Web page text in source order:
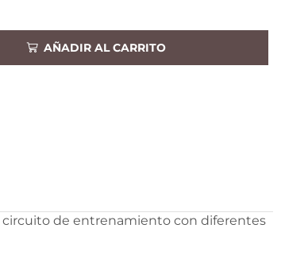
AÑADIR AL CARRITO
circuito de entrenamiento con diferentes